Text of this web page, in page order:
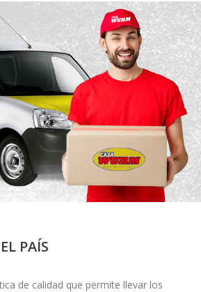
PAÍS
de calidad que permite llevar los